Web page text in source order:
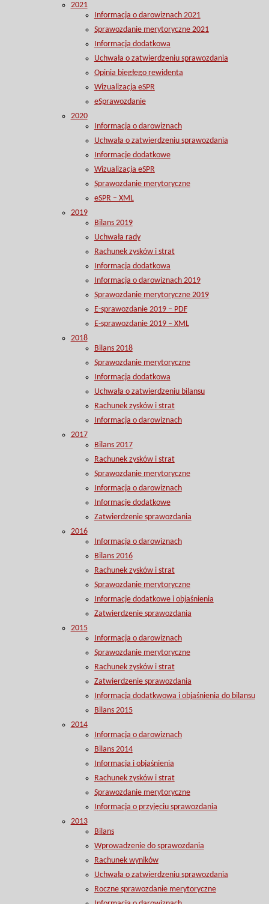
2021
Informacja o darowiznach 2021
Sprawozdanie merytoryczne 2021
Informacja dodatkowa
Uchwała o zatwierdzeniu sprawozdania
Opinia biegłego rewidenta
Wizualizacja eSPR
eSprawozdanie
2020
Informacja o darowiznach
Uchwała o zatwierdzeniu sprawozdania
Informacje dodatkowe
Wizualizacja eSPR
Sprawozdanie merytoryczne
eSPR – XML
2019
Bilans 2019
Uchwała rady
Rachunek zysków i strat
Informacja dodatkowa
Informacja o darowiznach 2019
Sprawozdanie merytoryczne 2019
E-sprawozdanie 2019 – PDF
E-sprawozdanie 2019 – XML
2018
Bilans 2018
Sprawozdanie merytoryczne
Informacja dodatkowa
Uchwała o zatwierdzeniu bilansu
Rachunek zysków i strat
Informacja o darowiznach
2017
Bilans 2017
Rachunek zysków i strat
Sprawozdanie merytoryczne
Informacja o darowiznach
Informacje dodatkowe
Zatwierdzenie sprawozdania
2016
Informacja o darowiznach
Bilans 2016
Rachunek zysków i strat
Sprawozdanie merytoryczne
Informacje dodatkowe i objaśnienia
Zatwierdzenie sprawozdania
2015
Informacja o darowiznach
Sprawozdanie merytoryczne
Rachunek zysków i strat
Zatwierdzenie sprawozdania
Informacja dodatkwowa i objaśnienia do bilansu
Bilans 2015
2014
Informacja o darowiznach
Bilans 2014
Informacja i objaśnienia
Rachunek zysków i strat
Sprawozdanie merytoryczne
Informacja o przyjęciu sprawozdania
2013
Bilans
Wprowadzenie do sprawozdania
Rachunek wyników
Uchwała o zatwierdzeniu sprawozdania
Roczne sprawozdanie merytoryczne